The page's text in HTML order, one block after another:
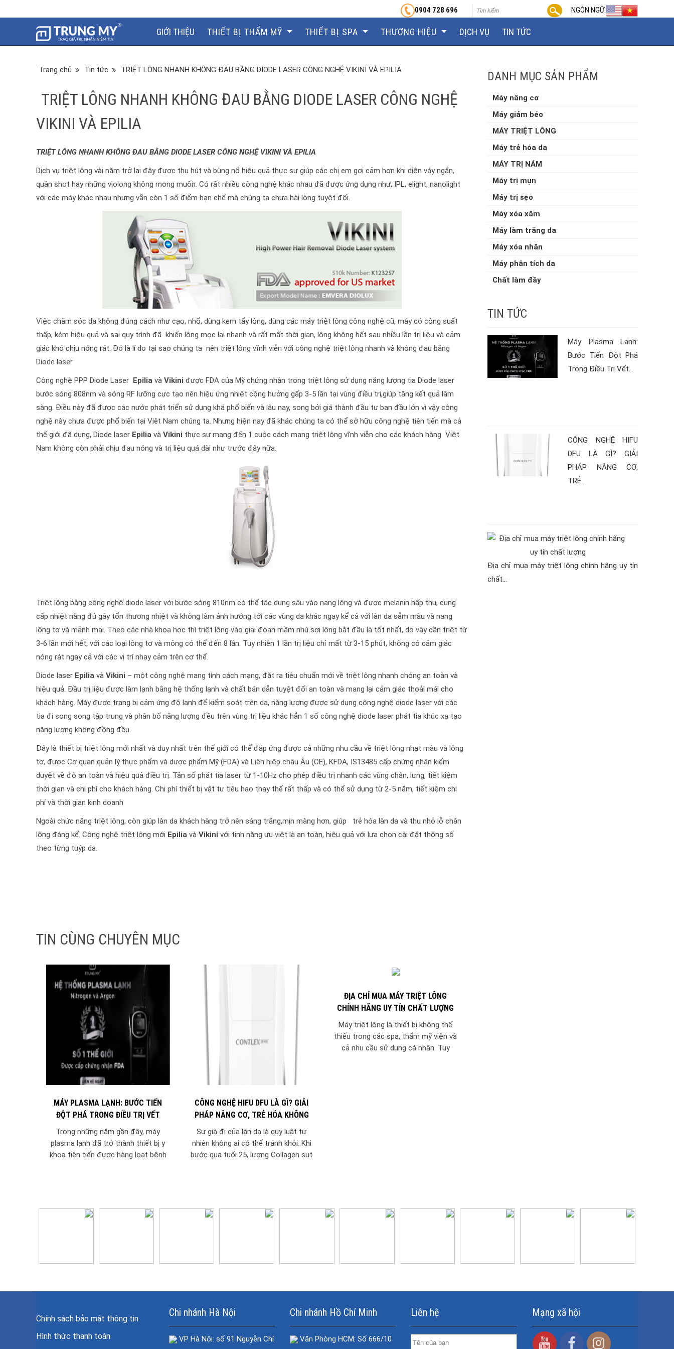
NGÔN NGỮ:
0904 728 696
GIỚI THIỆU THIẾT BỊ THẨM MỸ THIẾT BỊ SPA THƯƠNG HIỆU DỊCH VỤ TIN TỨC
Trang chủ Tin tức TRIỆT LÔNG NHANH KHÔNG ĐAU BẰNG DIODE LASER CÔNG NGHỆ VIKINI VÀ EPILIA
TRIỆT LÔNG NHANH KHÔNG ĐAU BẰNG DIODE LASER CÔNG NGHỆ
VIKINI VÀ EPILIA
TRIỆT LÔNG NHANH KHÔNG ĐAU BẰNG DIODE LASER CÔNG NGHỆ VIKINI VÀ EPILIA
Dịch vụ triệt lông vài năm trở lại đây được thu hút và bùng nổ hiệu quả thực sự giúp các chị em gợi cảm hơn khi diện váy ngắn,
quần shot hay những violong không mong muốn. Có rất nhiều công nghệ khác nhau đã được ứng dụng như, IPL, elight, nanolight
với các máy khác nhau nhưng vẫn còn 1 số điểm hạn chế mà chúng ta chưa hài lòng tuyệt đối.
Việc chăm sóc da không đúng cách như cạo, nhổ, dùng kem tẩy lông, dùng các máy triệt lông công nghệ cũ, máy có công suất
thấp, kém hiệu quả và sai quy trình đã khiến lông mọc lại nhanh và rất mất thời gian, lông không hết sau nhiều lần trị liệu và cảm
giác khó chịu nóng rát. Đó là lí do tại sao chúng ta nên triệt lông vĩnh viễn với công nghệ triệt lông nhanh và không đau bằng
Diode laser
Công nghệ PPP Diode Laser Epilia và Vikini được FDA của Mỹ chứng nhận trong triệt lông sử dụng năng lượng tia Diode laser
bước sóng 808nm và sóng RF lưỡng cực tạo nên hiệu ứng nhiệt cộng hưởng gấp 3-5 lần tại vùng điều trị,giúp tăng kết quả lâm
sàng. Điều này đã được các nước phát triển sử dụng khá phổ biến và lâu nay, song bởi giá thành đầu tư ban đầu lớn vì vậy công
nghệ này chưa được phổ biến tại Viêt Nam chúng ta. Nhưng hiện nay đã khác chúng ta có thể sở hữu công nghệ tiên tiến mà cả
thế giới đã dụng, Diode laser Epilia và Vikini thực sự mang đến 1 cuộc cách mạng triệt lông vĩnh viễn cho các khách hàng Việt
Nam không còn phải chịu đau nóng và trị liệu quá dài như trước đây nữa.
Triệt lông bằng công nghệ diode laser với bước sóng 810nm có thể tác dụng sâu vào nang lông và được melanin hấp thụ, cung
cấp nhiệt năng đủ gây tổn thương nhiệt và không làm ảnh hưởng tới các vùng da khác ngay kể cả với làn da sẫm màu và nang
lông tơ và mảnh mai. Theo các nhà khoa học thì triệt lông vào giai đoạn mầm nhú sợi lông bắt đầu là tốt nhất, do vậy cần triệt từ
3-6 lần mới hết, với các loại lông tơ và mỏng có thể đến 8 lần. Tuy nhiên 1 lần trị liệu chỉ mất từ 3-15 phút, không có cảm giác
nóng rát ngay cả với các vị trí nhạy cảm trên cơ thể.
Diode laser Epilia và Vikini – một công nghệ mang tính cách mạng, đặt ra tiêu chuẩn mới về triệt lông nhanh chóng an toàn và
hiệu quả. Đầu trị liệu được làm lạnh bằng hệ thống lạnh và chất bán dẫn tuyệt đối an toàn và mang lại cảm giác thoải mái cho
khách hàng. Máy được trang bị cảm ứng độ lạnh để kiểm soát trên da, năng lượng được sử dụng công nghệ diode laser với các
tia đi song song tập trung và phân bố năng lượng đều trên vùng trị liệu khác hẳn 1 số công nghệ diode laser phát tia khúc xạ tạo
năng lượng không đồng đều.
Đây là thiết bị triệt lông mới nhất và duy nhất trên thế giới có thể đáp ứng được cả những nhu cầu về triệt lông nhạt màu và lông
tơ, được Cơ quan quản lý thực phẩm và dược phẩm Mỹ (FDA) và Liên hiệp châu Âu (CE), KFDA, IS13485 cấp chứng nhận kiểm
duyệt về độ an toàn và hiệu quả điều trị. Tần số phát tia laser từ 1-10Hz cho phép điều trị nhanh các vùng chân, lưng, tiết kiệm
thời gian và chi phí cho khách hàng. Chi phí thiết bị vật tư tiêu hao thay thế rất thấp và có thể sử dụng từ 2-5 năm, tiết kiệm chi
phí và thời gian kinh doanh
Ngoài chức năng triệt lông, còn giúp làn da khách hàng trở nên sáng trắng,mịn màng hơn, giúp trẻ hóa làn da và thu nhỏ lỗ chân
lông đáng kể. Công nghệ triệt lông mới Epilia và Vikini với tinh năng ưu việt là an toàn, hiệu quả với lựa chọn cài đặt thông số
theo từng tuýp da.
TIN CÙNG CHUYÊN MỤC
MÁY PLASMA LẠNH: BƯỚC TIẾN
ĐỘT PHÁ TRONG ĐIỀU TRỊ VẾT
THƯƠNG VÀ THẨM MỸ Y TẾ
Trong những năm gần đây, máy
plasma lạnh đã trở thành thiết bị y
khoa tiên tiến được hàng loạt bệnh
CÔNG NGHỆ HIFU DFU LÀ GÌ? GIẢI
PHÁP NÂNG CƠ, TRẺ HÓA KHÔNG
XÂM LẤN
Sự già đi của làn da là quy luật tự
nhiên không ai có thể tránh khỏi. Khi
bước qua tuổi 25, lượng Collagen sụt
ĐỊA CHỈ MUA MÁY TRIỆT LÔNG
CHÍNH HÃNG UY TÍN CHẤT LƯỢNG
Máy triệt lông là thiết bị không thể
thiếu trong các spa, thẩm mỹ viện và
cả nhu cầu sử dụng cá nhân. Tuy
DANH MỤC SẢN PHẨM
Máy nâng cơ
Máy giảm béo
MÁY TRIỆT LÔNG
Máy trẻ hóa da
MÁY TRỊ NÁM
Máy trị mụn
Máy trị sẹo
Máy xóa xăm
Máy làm trắng da
Máy xóa nhăn
Máy phân tích da
Chất làm đầy
TIN TỨC
Máy Plasma Lạnh:
Bước Tiến Đột Phá
Trong Điều Trị Vết...
CÔNG NGHỆ HIFU
DFU LÀ GÌ? GIẢI
PHÁP NÂNG CƠ,
TRẺ...
Địa chỉ mua máy triệt lông chính hãng uy tín
chất...
Chính sách bảo mật thông tin
Hình thức thanh toán
Chi nhánh Hà Nội
VP Hà Nội: số 91 Nguyễn Chí
Chi nhánh Hồ Chí Minh
Văn Phòng HCM: Số 666/10
Liên hệ Mạng xã hội